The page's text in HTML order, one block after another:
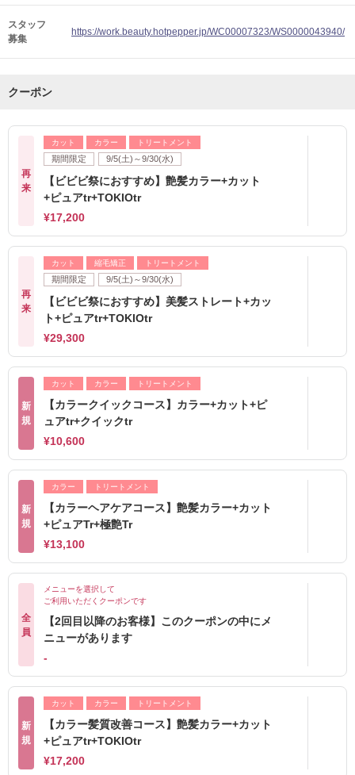
スタッフ
募集
https://work.beauty.hotpepper.jp/WC00007323/WS0000043940/
クーポン
再
来
カット カラー トリートメント
期間限定 9/5(土)～9/30(水)
【ビビビ祭におすすめ】艶髪カラー+カット
+ピュアtr+TOKIOtr
¥17,200
再
来
カット 縮毛矯正 トリートメント
期間限定 9/5(土)～9/30(水)
【ビビビ祭におすすめ】美髪ストレート+カッ
ト+ピュアtr+TOKIOtr
¥29,300
新
規
カット カラー トリートメント
【カラークイックコース】カラー+カット+ピ
ュアtr+クイックtr
¥10,600
新
規
カラー トリートメント
【カラーヘアケアコース】艶髪カラー+カット
+ピュアTr+極艶Tr
¥13,100
全
員
メニューを選択して
ご利用いただくクーポンです
【2回目以降のお客様】このクーポンの中にメ
ニューがあります
-
新
規
カット カラー トリートメント
【カラー髪質改善コース】艶髪カラー+カット
+ピュアtr+TOKIOtr
¥17,200